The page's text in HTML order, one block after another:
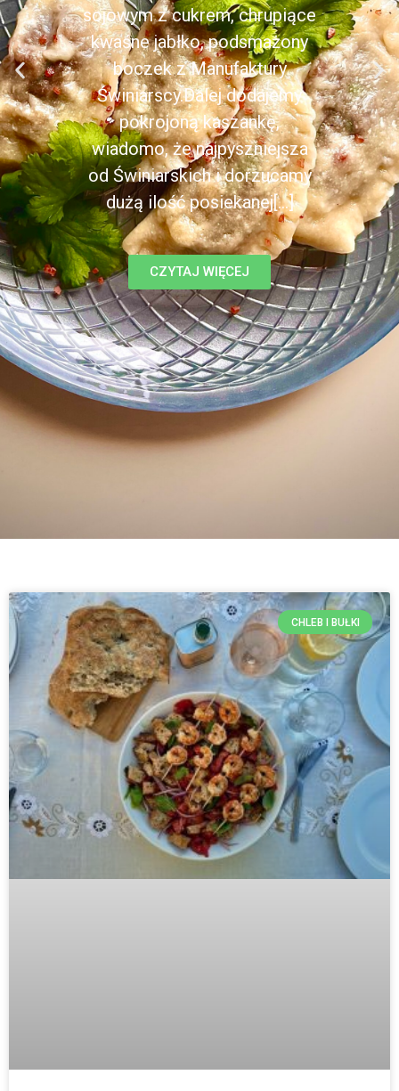
sojowym z cukrem, chrupiące
kwaśne jabłko, podsmażony
boczek z Manufaktury
Świniarscy.Dalej dodajemy
pokrojoną kaszankę,
wiadomo, że najpyszniejsza
od Świniarskich i dorzucamy
dużą ilość posiekanej[...]
CZYTAJ WIĘCEJ
CHLEB I BUŁKI